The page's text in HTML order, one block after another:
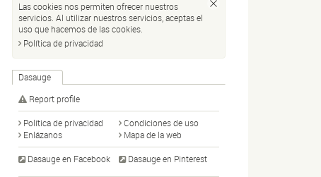
Las cookies nos permiten ofrecer nuestros
servicios. Al utilizar nuestros servicios, aceptas el
uso que hacemos de las cookies.
Política de privacidad
Dasauge
Report profile
Política de privacidad
Condiciones de uso
Enlázanos
Mapa de la web
Dasauge en Facebook Dasauge en Pinterest